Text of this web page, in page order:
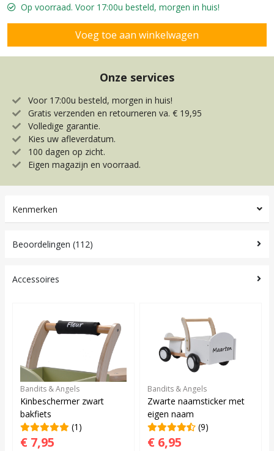
Op voorraad. Voor 17:00u besteld, morgen in huis!
Onze services
Voor 17:00u besteld, morgen in huis!
Gratis verzenden en retourneren va. € 19,95
Volledige garantie.
Kies uw afleverdatum.
100 dagen op zicht.
Eigen magazijn en voorraad.
Kenmerken
Beoordelingen (112)
Accessoires
Bandits & Angels
Kinbeschermer zwart
bakfiets
(1)
€ 7,95
Bandits & Angels
Zwarte naamsticker met
eigen naam
(9)
€ 6,95